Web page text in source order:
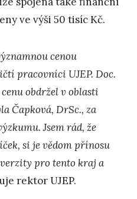
ve výši 50 tisíc Kč.
cenou
pracovníci UJEP. Doc.
obdržel v oblasti
Čapková, DrSc., za
Jsem rád, že
si je vědom přínosu
pro tento kraj a
rektor UJEP.